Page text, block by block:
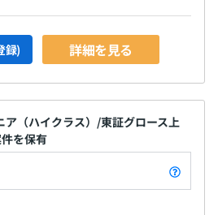
録) 詳細を見る
ア（ハイクラス）/東証グロース上
を保有